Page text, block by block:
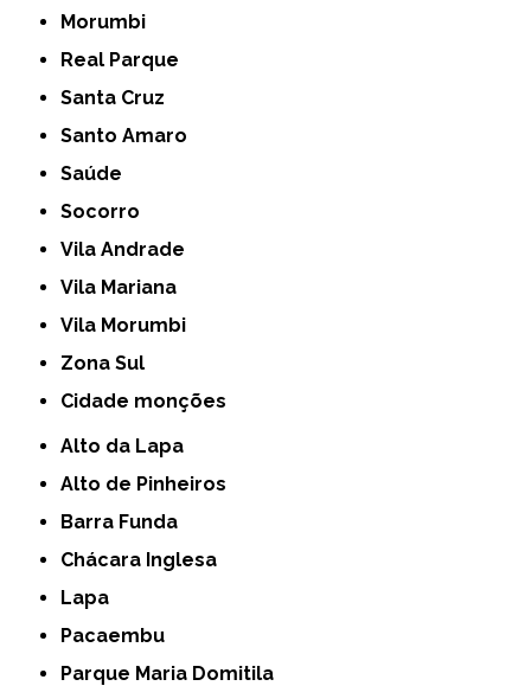
Morumbi
Real Parque
Santa Cruz
Santo Amaro
Saúde
Socorro
Vila Andrade
Vila Mariana
Vila Morumbi
Zona Sul
cidade monções
Alto da Lapa
Alto de Pinheiros
Barra Funda
Chácara Inglesa
Lapa
Pacaembu
Parque Maria Domitila